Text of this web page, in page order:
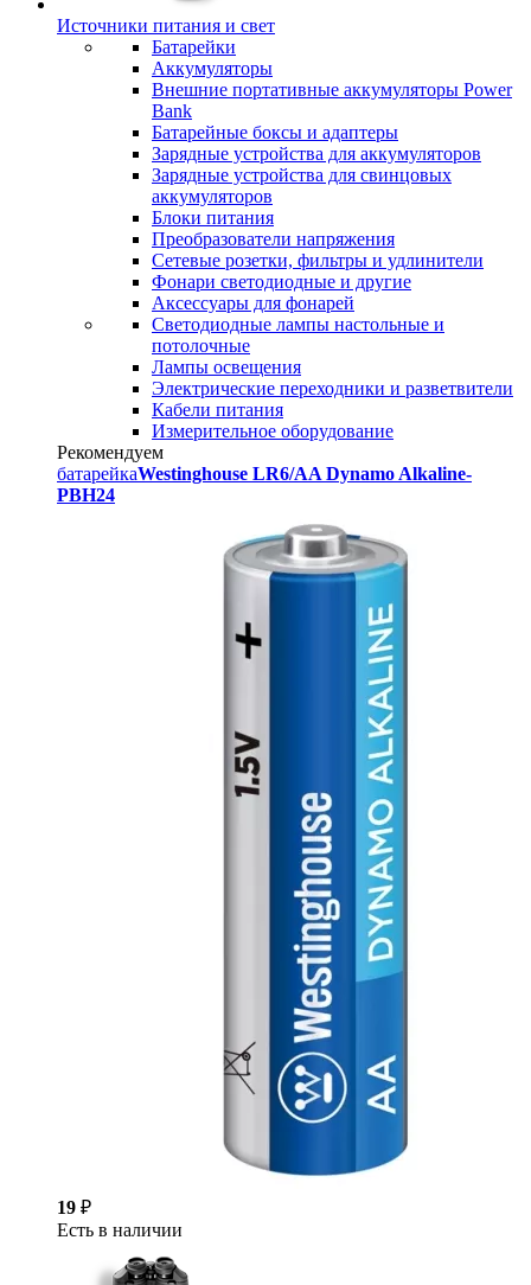
Источники питания и свет
Батарейки
Аккумуляторы
Внешние портативные аккумуляторы Power
Bank
Батарейные боксы и адаптеры
Зарядные устройства для аккумуляторов
Зарядные устройства для свинцовых
аккумуляторов
Блоки питания
Преобразователи напряжения
Сетевые розетки, фильтры и удлинители
Фонари светодиодные и другие
Аксессуары для фонарей
Светодиодные лампы настольные и
потолочные
Лампы освещения
Электрические переходники и разветвители
Кабели питания
Измерительное оборудование
Рекомендуем
батарейкаWestinghouse LR6/AA Dynamo Alkaline-
PBH24
19 ₽
Есть в наличии